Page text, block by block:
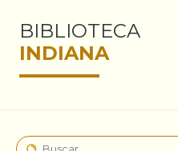
BIBLIOTECA
INDIANA